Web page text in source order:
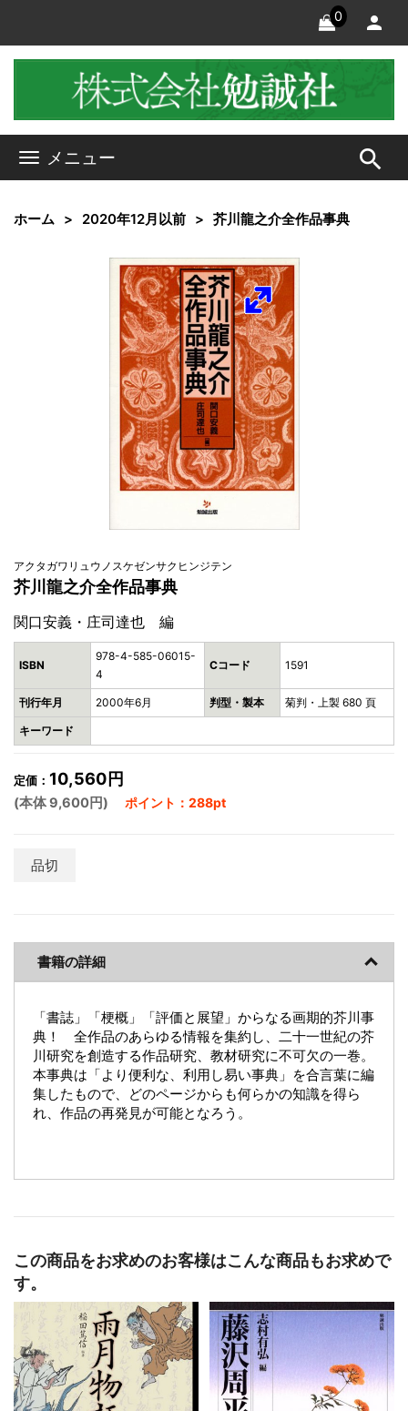
0
メニュー search
ホーム 2020年12月以前 芥川龍之介全作品事典
アクタガワリュウノスケゼンサクヒンジテン
芥川龍之介全作品事典
関口安義・庄司達也 編
ISBN
978-4-585-06015-
4
Cコード 1591
刊行年月 2000年6月 判型・製本 菊判・上製 680 頁
キーワード
定価： 10,560円
(本体 9,600円) ポイント：288pt
品切
書籍の詳細
「書誌」「梗概」「評価と展望」からなる画期的芥川事
典！ 全作品のあらゆる情報を集約し、二十一世紀の芥
川研究を創造する作品研究、教材研究に不可欠の一巻。
本事典は「より便利な、利用し易い事典」を合言葉に編
集したもので、どのページからも何らかの知識を得ら
れ、作品の再発見が可能となろう。
この商品をお求めのお客様はこんな商品もお求めで
す。